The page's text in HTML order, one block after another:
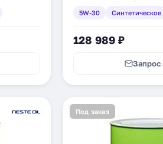
5W-30 Синтетическое
128 989 ₽
Запрос
Под заказ